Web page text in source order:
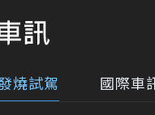
燒試駕 國際車